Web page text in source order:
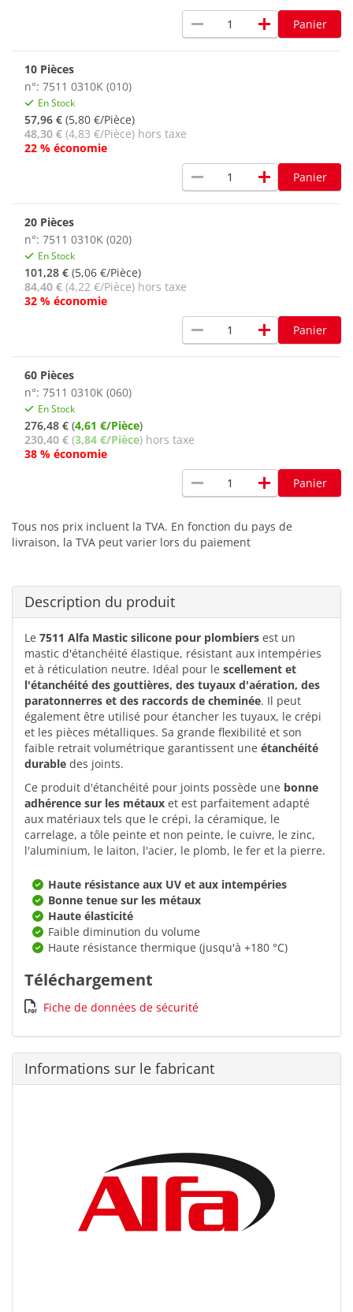
remove add Panier
10 Pièces
n°: 7511 0310K (010)
En Stock
57,96 € (5,80 €/Pièce)
48,30 € (4,83 €/Pièce) hors taxe
22 % économie
remove add Panier
20 Pièces
n°: 7511 0310K (020)
En Stock
101,28 € (5,06 €/Pièce)
84,40 € (4,22 €/Pièce) hors taxe
32 % économie
remove add Panier
60 Pièces
n°: 7511 0310K (060)
En Stock
276,48 € (4,61 €/Pièce)
230,40 € (3,84 €/Pièce) hors taxe
38 % économie
remove add Panier
Tous nos prix incluent la TVA. En fonction du pays de
livraison, la TVA peut varier lors du paiement
Description du produit
Le 7511 Alfa Mastic silicone pour plombiers est un
mastic d'étanchéité élastique, résistant aux intempéries
et à réticulation neutre. Idéal pour le scellement et
l'étanchéité des gouttières, des tuyaux d'aération, des
paratonnerres et des raccords de cheminée. Il peut
également être utilisé pour étancher les tuyaux, le crépi
et les pièces métalliques. Sa grande flexibilité et son
faible retrait volumétrique garantissent une étanchéité
durable des joints.
Ce produit d'étanchéité pour joints possède une bonne
adhérence sur les métaux et est parfaitement adapté
aux matériaux tels que le crépi, la céramique, le
carrelage, a tôle peinte et non peinte, le cuivre, le zinc,
l'aluminium, le laiton, l'acier, le plomb, le fer et la pierre.
Haute résistance aux UV et aux intempéries
Bonne tenue sur les métaux
Haute élasticité
Faible diminution du volume
Haute résistance thermique (jusqu'à +180 °C)
Téléchargement
Fiche de données de sécurité
Informations sur le fabricant